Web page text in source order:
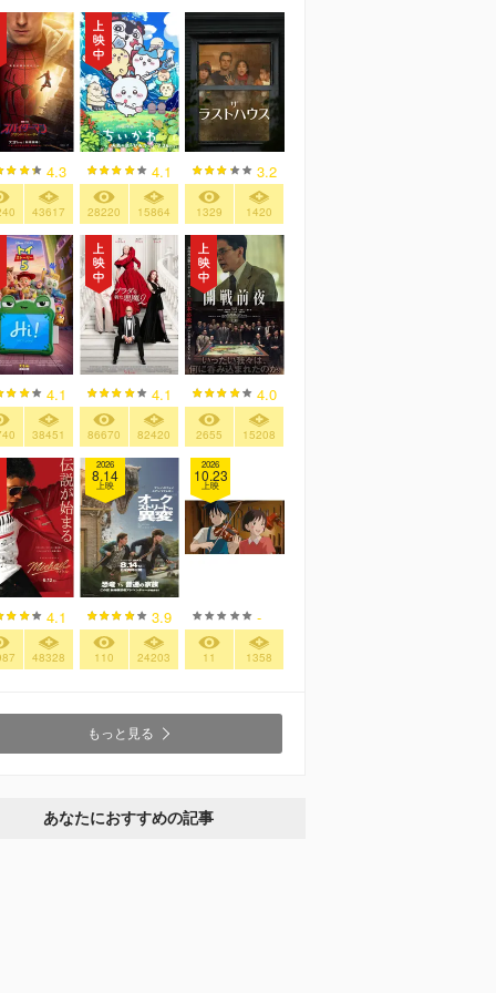
4.3
43617
4.1
28220 15864
3.2
1329 1420
4.1
38451
4.1
86670 82420
4.0
2655 15208
4.1
48328
2026
8.14
上映
3.9
110 24203
2026
10.23
上映
-
11 1358
もっと見る
あなたにおすすめの記事